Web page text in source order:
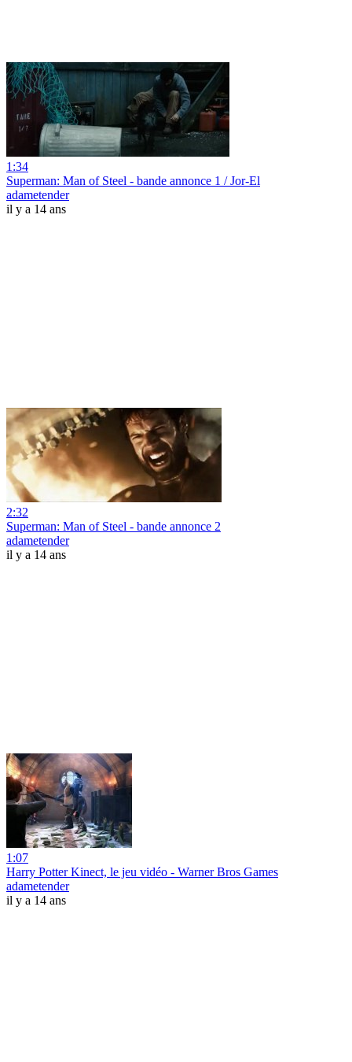
1:34
Superman: Man of Steel - bande annonce 1 / Jor-El
adametender
il y a 14 ans
2:32
Superman: Man of Steel - bande annonce 2
adametender
il y a 14 ans
1:07
Harry Potter Kinect, le jeu vidéo - Warner Bros Games
adametender
il y a 14 ans